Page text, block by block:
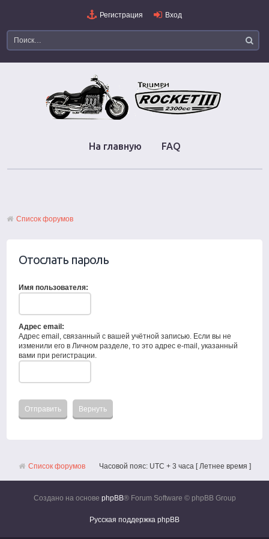
Регистрация Вход
На главную FAQ
Список форумов
Отослать пароль
Имя пользователя:
Адрес email:
Адрес email, связанный с вашей учётной записью. Если вы не
изменили его в Личном разделе, то это адрес e-mail, указанный
вами при регистрации.
Список форумов Часовой пояс: UTC + 3 часа [ Летнее время ]
Создано на основе phpBB® Forum Software © phpBB Group
Русская поддержка phpBB